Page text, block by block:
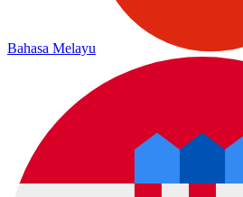
Bahasa Melayu